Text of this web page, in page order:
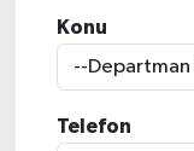
Konu
Telefon